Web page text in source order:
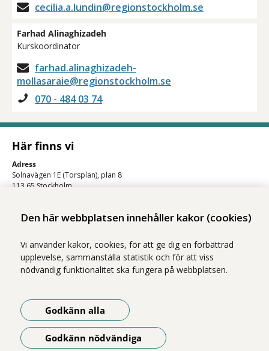
Den här webbplatsen innehåller kakor (cookies)
Vi använder kakor, cookies, för att ge dig en förbättrad
upplevelse, sammanställa statistik och för att viss
nödvändig funktionalitet ska fungera på webbplatsen.
Godkänn alla
Godkänn nödvändiga
cecilia.a.lundin@regionstockholm.se
Farhad Alinaghizadeh
Kurskoordinator
farhad.alinaghizadeh-
mollasaraie@regionstockholm.se
070 - 484 03 74
Här finns vi
Adress
Solnavägen 1E (Torsplan), plan 8
113 65 Stockholm
Vi ingår i Stockholms läns sjukvårdsområde som erbjuder hälso- och
sjukvård i Region Stockholms regi.
Om webbplatsen